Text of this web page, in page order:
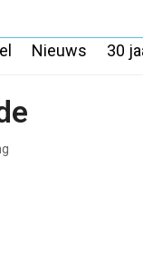
Nieuws 30